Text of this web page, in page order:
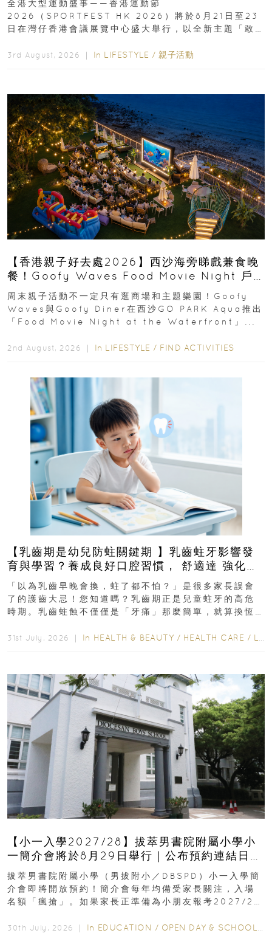
全港大型運動盛事——香港運動節
2026（SPORTFEST HK 2026）將於8月21日至23
日在灣仔香港會議展覽中心盛大舉行，以全新主題「敢
3rd August, 2026 ｜ In LIFESTYLE / 親子活動
【香港親子好去處2026】西沙海旁睇戲兼食晚
餐！Goofy Waves Food Movie Night 戶
外影院逢週末登場
周末親子活動不一定只有逛商場和主題樂園！Goofy
Waves與Goofy Diner在西沙GO PARK Aqua推出
「Food Movie Night at the Waterfront」...
2nd August, 2026 ｜ In LIFESTYLE / FIND ACTIVITIES
【乳齒期是幼兒防蛀關鍵期 】乳齒蛀牙影響發
育與學習？養成良好口腔習慣， 舒適達 強化琺
瑯質 兒童牙膏防護指南
「以為乳齒早晚會換，蛀了都不怕？」是很多家長誤會
了的護齒大忌！您知道嗎？乳齒期正是兒童蛀牙的高危
時期。乳齒蛀蝕不僅僅是「牙痛」那麼簡單，就算換恆
31st July, 2026 ｜ In HEALTH & BEAUTY / HEALTH CARE / LIFESTYLE
【小一入學2027/28】拔萃男書院附屬小學小
一簡介會將於8月29日舉行｜公布預約連結日期
｜更設有網上重溫
拔萃男書院附屬小學（男拔附小／DBSPD）小一入學簡
介會即將開放預約！簡介會每年均備受家長關注，入場
名額「瘋搶」。如果家長正準備為小朋友報考2027/28
30th July, 2026 ｜ In EDUCATION / OPEN DAY & SCHOOL EVENTS